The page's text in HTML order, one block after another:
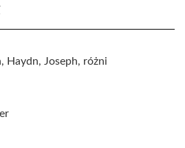
Haydn, Joseph, różni